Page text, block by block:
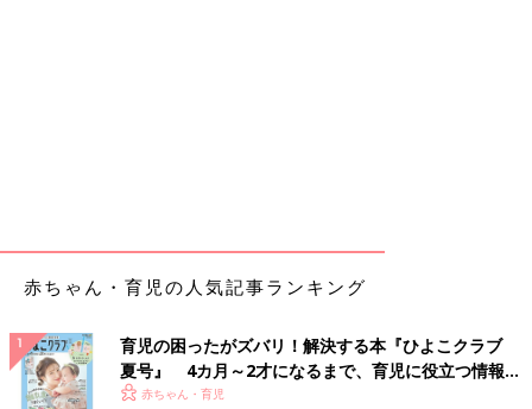
赤ちゃん・育児の人気記事ランキング
育児の困ったがズバリ！解決する本『ひよこクラブ
夏号』 4カ月～2才になるまで、育児に役立つ情報が
いっぱい！
赤ちゃん・育児